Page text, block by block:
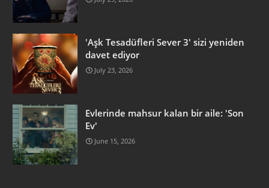
'Aşk Tesadüfleri Sever 3' sizi yeniden
davet ediyor
July 23, 2026
Evlerinde mahsur kalan bir aile: 'Son
Ev'
June 15, 2026